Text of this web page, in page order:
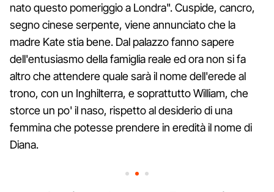
nato questo pomeriggio a Londra". Cuspide, cancro,
segno cinese serpente, viene annunciato che la
madre Kate stia bene. Dal palazzo fanno sapere
dell'entusiasmo della famiglia reale ed ora non si fa
altro che attendere quale sarà il nome dell'erede al
trono, con un Inghilterra, e soprattutto William, che
storce un po' il naso, rispetto al desiderio di una
femmina che potesse prendere in eredità il nome di
Diana.